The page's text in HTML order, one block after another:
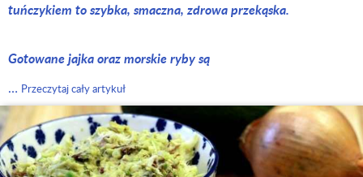
tuńczykiem to szybka, smaczna, zdrowa przekąska.
Gotowane jajka oraz morskie ryby są
… Przeczytaj cały artykuł